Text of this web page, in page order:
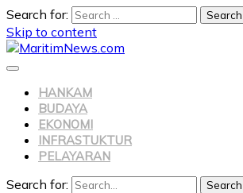
Search for:
Skip to content
HANKAM
BUDAYA
EKONOMI
INFRASTUKTUR
PELAYARAN
Search for: Search